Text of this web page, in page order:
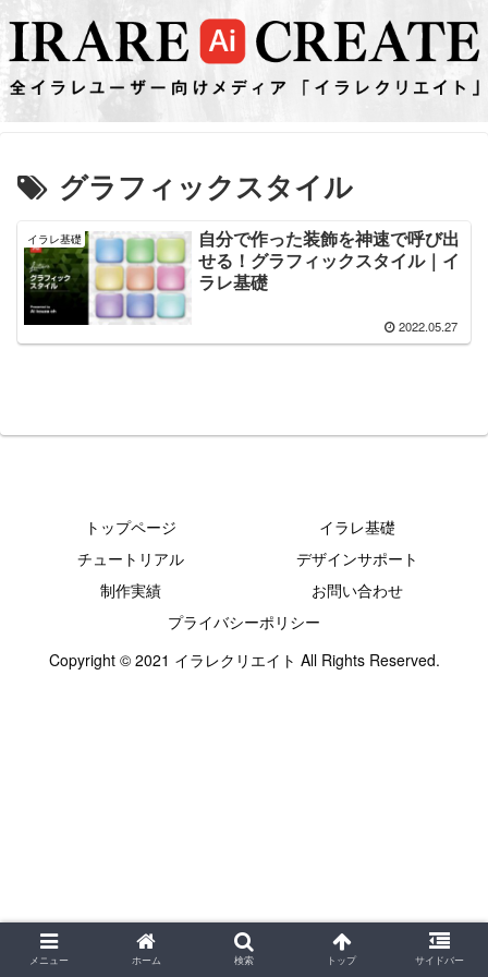
グラフィックスタイル
イラレ基礎
自分で作った装飾を神速で呼び出
せる！グラフィックスタイル｜イ
ラレ基礎
2022.05.27
トップページ
イラレ基礎
チュートリアル
デザインサポート
制作実績
お問い合わせ
プライバシーポリシー
Copyright © 2021 イラレクリエイト All Rights Reserved.
メニュー ホーム 検索 トップ サイドバー